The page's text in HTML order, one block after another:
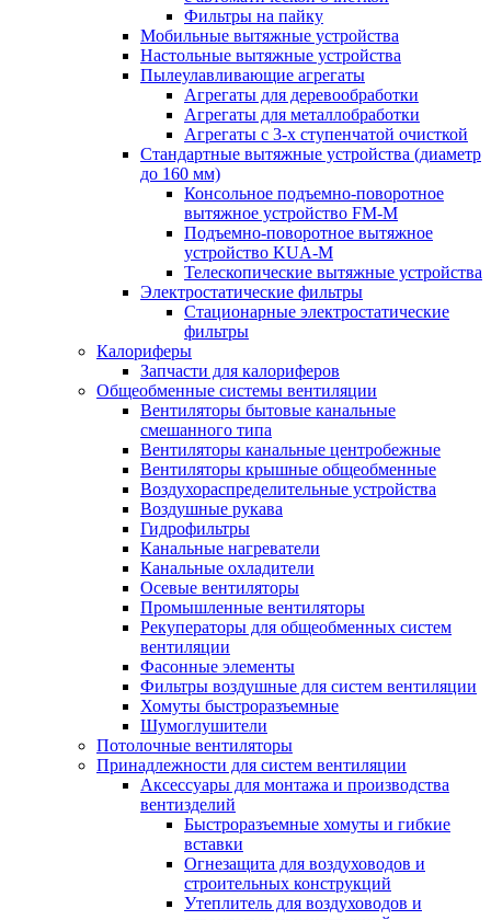
Фильтры на пайку
Мобильные вытяжные устройства
Настольные вытяжные устройства
Пылеулавливающие агрегаты
Агрегаты для деревообработки
Агрегаты для металлобработки
Агрегаты с 3-х ступенчатой очисткой
Стандартные вытяжные устройства (диаметр
до 160 мм)
Консольное подъемно-поворотное
вытяжное устройство FM-M
Подъемно-поворотное вытяжное
устройство KUA-M
Телескопические вытяжные устройства
Электростатические фильтры
Стационарные электростатические
фильтры
Калориферы
Запчасти для калориферов
Общеобменные системы вентиляции
Вентиляторы бытовые канальные
смешанного типа
Вентиляторы канальные центробежные
Вентиляторы крышные общеобменные
Воздухораспределительные устройства
Воздушные рукава
Гидрофильтры
Канальные нагреватели
Канальные охладители
Осевые вентиляторы
Промышленные вентиляторы
Рекуператоры для общеобменных систем
вентиляции
Фасонные элементы
Фильтры воздушные для систем вентиляции
Хомуты быстроразъемные
Шумоглушители
Потолочные вентиляторы
Принадлежности для систем вентиляции
Аксессуары для монтажа и производства
вентизделий
Быстроразъемные хомуты и гибкие
вставки
Огнезащита для воздуховодов и
строительных конструкций
Утеплитель для воздуховодов и